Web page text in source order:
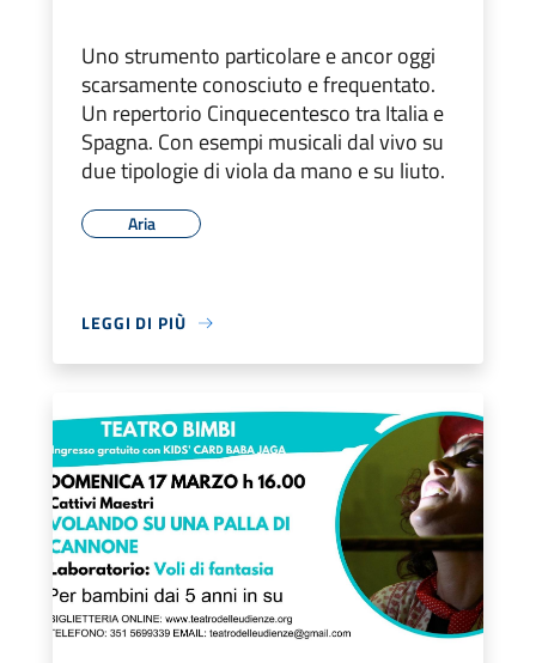
Uno strumento particolare e ancor oggi
scarsamente conosciuto e frequentato.
Un repertorio Cinquecentesco tra Italia e
Spagna. Con esempi musicali dal vivo su
due tipologie di viola da mano e su liuto.
Aria
LEGGI DI PIÙ